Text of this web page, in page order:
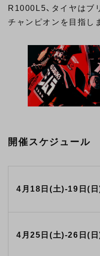
R1000L5、タイヤはブ
チャンピオンを目指し
開催スケジュール
4月18日(土)-19日(日
4月25日(土)-26日(日